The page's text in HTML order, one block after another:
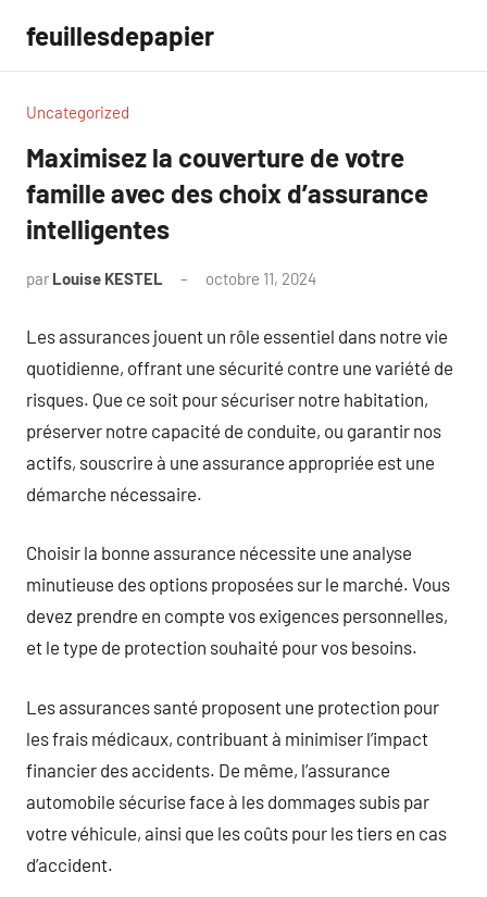
contenu
feuillesdepapier
Uncategorized
Maximisez la couverture de votre
famille avec des choix d’assurance
intelligentes
par Louise KESTEL octobre 11, 2024
Les assurances jouent un rôle essentiel dans notre vie
quotidienne, offrant une sécurité contre une variété de
risques. Que ce soit pour sécuriser notre habitation,
préserver notre capacité de conduite, ou garantir nos
actifs, souscrire à une assurance appropriée est une
démarche nécessaire.
Choisir la bonne assurance nécessite une analyse
minutieuse des options proposées sur le marché. Vous
devez prendre en compte vos exigences personnelles,
et le type de protection souhaité pour vos besoins.
Les assurances santé proposent une protection pour
les frais médicaux, contribuant à minimiser l’impact
financier des accidents. De même, l’assurance
automobile sécurise face à les dommages subis par
votre véhicule, ainsi que les coûts pour les tiers en cas
d’accident.